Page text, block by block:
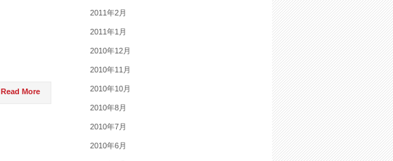
Read More
2011年2月
2011年1月
2010年12月
2010年11月
2010年10月
2010年8月
2010年7月
2010年6月